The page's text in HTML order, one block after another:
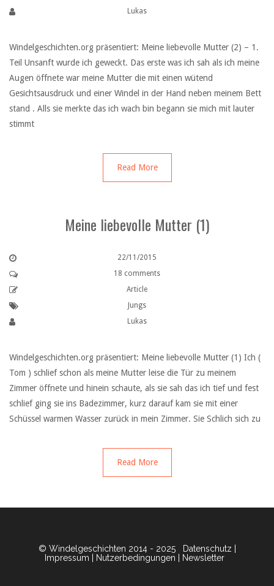
Lukas
Windelgeschichten.org präsentiert: Meine liebevolle Mutter (2) – 1.
Teil Unsanft wurde ich geweckt. Das erste was ich sah als ich meine
Augen öffnete war meine Mutter die mit einen wütend
Gesichtsausdruck und einer Windel in der Hand neben meinem Bett
stand . Alls sie merkte das ich wach bin begann sie mich mit lauter
stimmt
Read More
Meine liebevolle Mutter (1)
22/11/2015
18 comments
Article
Jungs
Lukas
Windelgeschichten.org präsentiert: Meine liebevolle Mutter (1) Ich (
Tom ) schlief schon als meine Mutter leise die Tür zu meinem
Zimmer öffnete und hinein schaute, als sie sah das ich tief und fest
schlief ging sie ins Badezimmer, kurz darauf kam sie mit einer
Schüssel warmen Wasser zurück in mein Zimmer. Sie Schlich sich zu
Read More
© Windelgeschichten 2014 - 2025 Datenschutz
Impressum
Nutzerbedingungen Newsletter